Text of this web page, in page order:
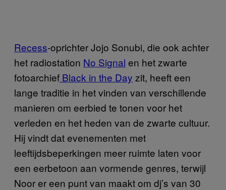
Recess-oprichter Jojo Sonubi, die ook achter
het radiostation No Signal en het zwarte
fotoarchief Black in the Day zit, heeft een
lange traditie in het vinden van verschillende
manieren om eerbied te tonen voor het
verleden en het heden van de zwarte cultuur.
Hij vindt dat evenementen met
leeftijdsbeperkingen meer ruimte laten voor
een eerbetoon aan vormende genres, terwijl
Noor er een punt van maakt om dj’s van 30